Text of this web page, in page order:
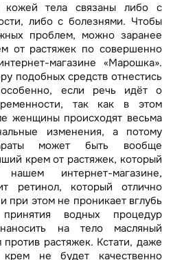
тела связаны либо с
либо с болезнями. Чтобы
проблем, можно заранее
от растяжек по совершенно
магазине «Марошка».
подобных средств отнестись
если речь идёт о
так как в этом
женщины происходят весьма
изменения, а потому
может быть вообще
крем от растяжек, который
интернет-магазине,
ретинол, который отлично
при этом не проникает вглубь
водных процедур
на тело масляный
растяжек. Кстати, даже
не будет качественно